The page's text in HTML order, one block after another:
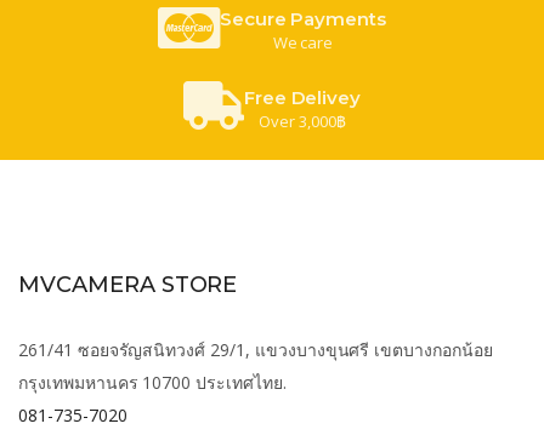
Secure Payments
We care
Free Delivey
Over 3,000฿
MVCAMERA STORE
261/41 ซอยจรัญสนิทวงศ์ 29/1, แขวงบางขุนศรี เขตบางกอกน้อย
กรุงเทพมหานคร 10700 ประเทศไทย.
081-735-7020